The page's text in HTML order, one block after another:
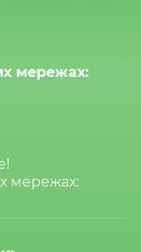
мережах:
мережах: